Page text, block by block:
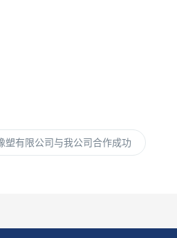
塑有限公司与我公司合作成功